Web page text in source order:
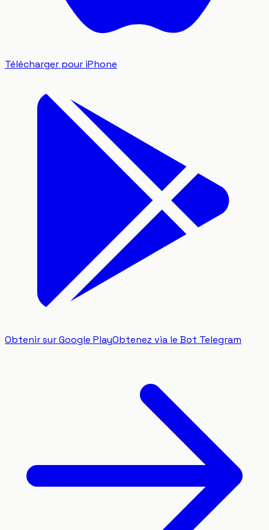
Télécharger pour iPhone
Obtenir sur Google PlayObtenez via le Bot Telegram